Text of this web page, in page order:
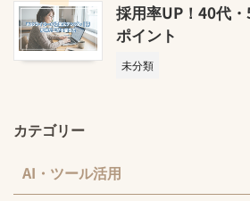
採用率UP！40代
ポイント
未分類
カテゴリー
AI・ツール活用